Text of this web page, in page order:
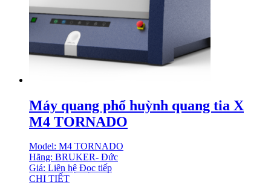
Máy quang phổ huỳnh quang tia X
M4 TORNADO
Model: M4 TORNADO
Hãng: BRUKER- Đức
Giá: Liên hệ Đọc tiếp
CHI TIẾT